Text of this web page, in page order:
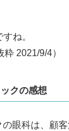
ね。
粋 2021/9/4）
クの感想
眼科は、顧